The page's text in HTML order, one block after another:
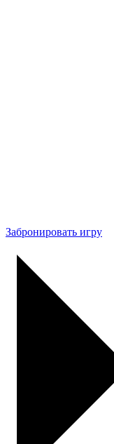
Забронировать игру